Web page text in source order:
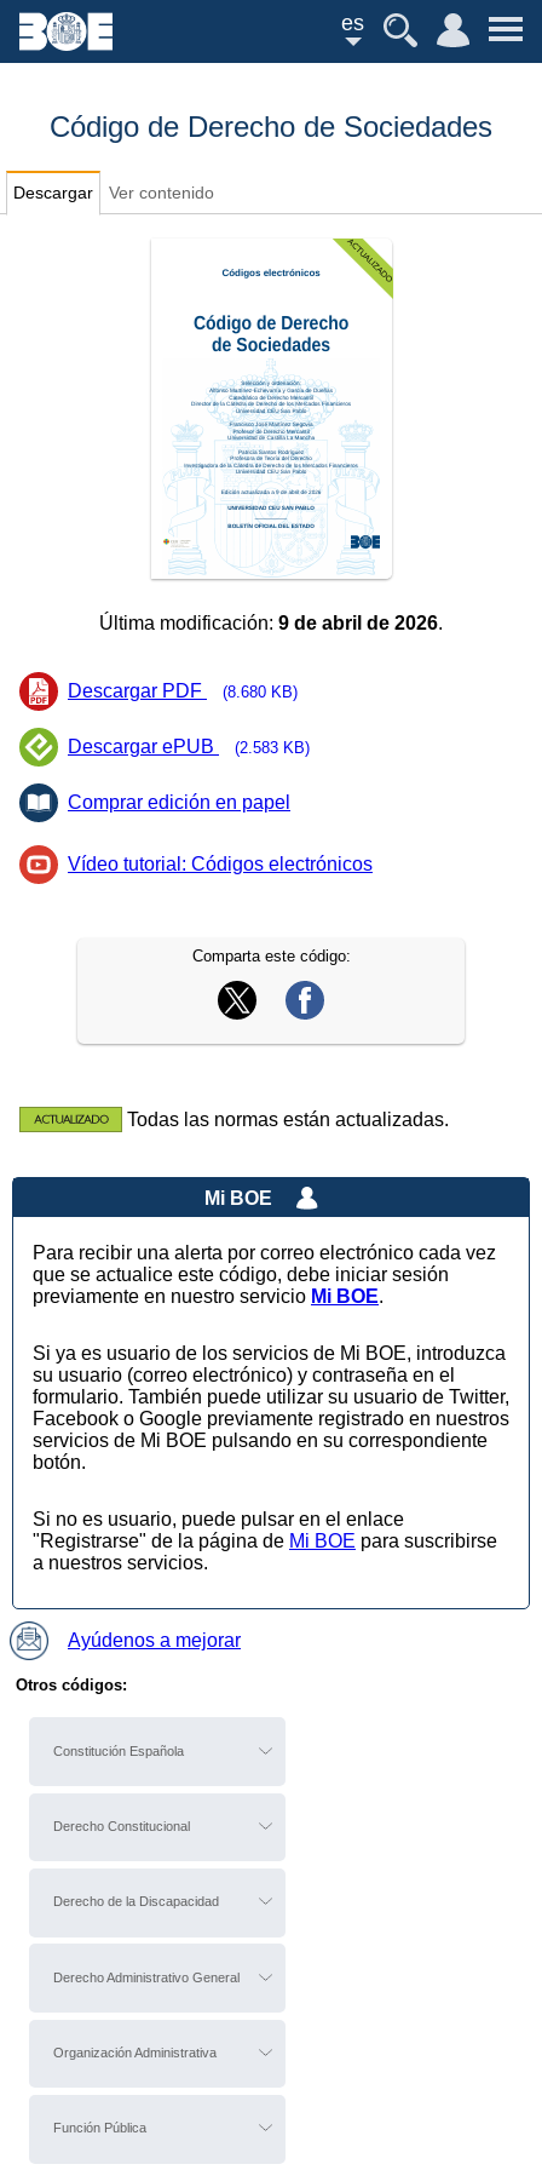
es
Otros códigos:
Constitución Española
Derecho Constitucional
Derecho de la Discapacidad
Derecho Administrativo General
Organización Administrativa
Función Pública
Código de Derecho de Sociedades
Descargar Ver contenido
Última modificación: 9 de abril de 2026.
Descargar PDF (8.680 KB)
Descargar ePUB (2.583 KB)
Comprar edición en papel
Vídeo tutorial: Códigos electrónicos
Comparta este código:
Todas las normas están actualizadas.
Mi BOE
Para recibir una alerta por correo electrónico cada vez
que se actualice este código, debe iniciar sesión
previamente en nuestro servicio Mi BOE.
Si ya es usuario de los servicios de Mi BOE, introduzca
su usuario (correo electrónico) y contraseña en el
formulario. También puede utilizar su usuario de Twitter,
Facebook o Google previamente registrado en nuestros
servicios de Mi BOE pulsando en su correspondiente
botón.
Si no es usuario, puede pulsar en el enlace
"Registrarse" de la página de Mi BOE para suscribirse
a nuestros servicios.
Ayúdenos a mejorar